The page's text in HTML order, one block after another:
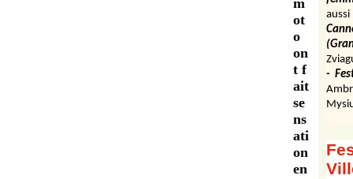
m
ot
o
on
t f
ait
se
ns
ati
on
en
aussi
-